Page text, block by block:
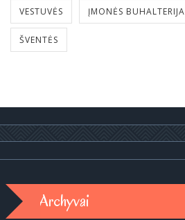
VESTUVĖS ĮMONĖS BUHALTERIJA
ŠVENTĖS
Archyvai